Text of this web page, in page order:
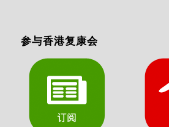
参与香港复康会